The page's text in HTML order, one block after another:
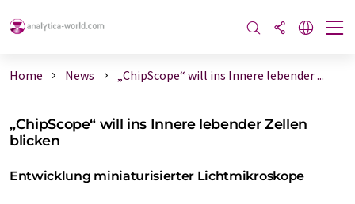
Home News „ChipScope“ will ins Innere lebender ...
„ChipScope“ will ins Innere lebender Zellen
blicken
Entwicklung miniaturisierter Lichtmikroskope